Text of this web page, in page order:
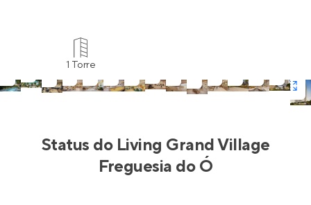
reacenderem a verdadeira essência de viver bem!
1 Torre
Status do Living Grand Village
Freguesia do Ó